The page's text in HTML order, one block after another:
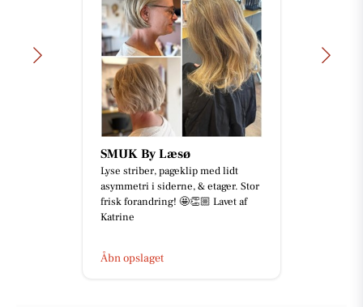
SMUK By Læsø
Lyse striber, pageklip med lidt
asymmetri i siderne, & etager. Stor
frisk forandring! 🤩👏🏼 Lavet af
Katrine
Åbn opslaget